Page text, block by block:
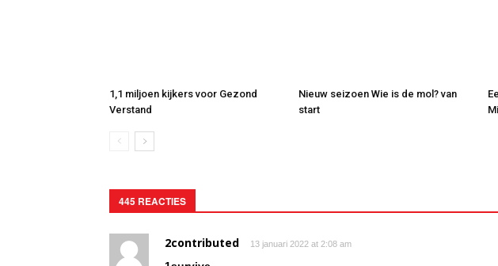
1,1 miljoen kijkers voor Gezond
Verstand
Nieuw seizoen Wie is de mol? van
start
445 REACTIES
2contributed 13 januari 2022 at 2:08 am